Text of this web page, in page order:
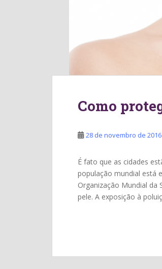
Como
28 de novembro de 2016
É fato que as cidades
população mundial está
Organização Mundial da
pele. A exposição à